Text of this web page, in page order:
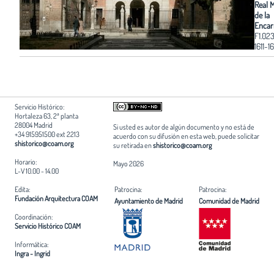
Real
de la
F1.023
1611-
Servicio Histórico:
Hortaleza 63, 2ª planta
28004 Madrid
+34 915951500 ext 2213
shistorico@coam.org
Horario:
L-V 10.00 - 14.00
Si usted es autor de algún documento y no está de
acuerdo con su difusión en esta web, puede solicitar
su retirada enshistorico@coam.org
Mayo 2026
Edita:
Fundación Arquitectura COAM
Coordinación:
Servicio Histórico COAM
Informática:
Ingra - Ingrid
Patrocina:
Ayuntamiento de Madrid
Patrocina:
Comunidad de Madrid